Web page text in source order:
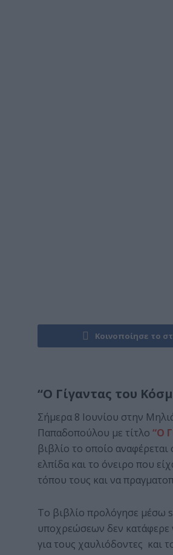
Κοινοποίησε το
“Ο Γίγαντας του
Σήμερα 8 Ιουνίου στην
Παπαδοπούλου με τίτλο “Ο
βιβλίο το οποίο
ελπίδα και το όνειρο που
τόπου τους και να
Το βιβλίο προλόγησε μέσω
υποχρεώσεων δεν κατάφερε
για τους χαυλιόδοντες και